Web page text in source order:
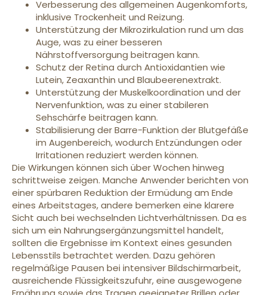
Verbesserung des allgemeinen Augenkomforts,
inklusive Trockenheit und Reizung.
Unterstützung der Mikrozirkulation rund um das
Auge, was zu einer besseren
Nährstoffversorgung beitragen kann.
Schutz der Retina durch Antioxidantien wie
Lutein, Zeaxanthin und Blaubeerenextrakt.
Unterstützung der Muskelkoordination und der
Nervenfunktion, was zu einer stabileren
Sehschärfe beitragen kann.
Stabilisierung der Barre-Funktion der Blutgefäße
im Augenbereich, wodurch Entzündungen oder
Irritationen reduziert werden können.
Die Wirkungen können sich über Wochen hinweg
schrittweise zeigen. Manche Anwender berichten von
einer spürbaren Reduktion der Ermüdung am Ende
eines Arbeitstages, andere bemerken eine klarere
Sicht auch bei wechselnden Lichtverhältnissen. Da es
sich um ein Nahrungsergänzungsmittel handelt,
sollten die Ergebnisse im Kontext eines gesunden
Lebensstils betrachtet werden. Dazu gehören
regelmäßige Pausen bei intensiver Bildschirmarbeit,
ausreichende Flüssigkeitszufuhr, eine ausgewogene